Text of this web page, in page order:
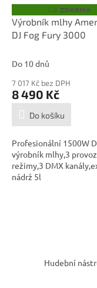
Z
D
A
R
M
ZDARMA
Výrobník mlhy
DJ Fog Fury 3000
Do 10 dnů
7 017 Kč bez DPH
8 490 Kč
Do košíku
Profesionální 1500W
výrobník mlhy,3
režimy,3 DMX
nádrž 5l
Hudební